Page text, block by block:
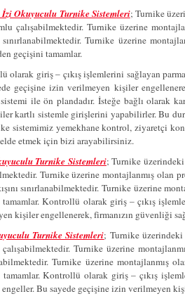
İzi Okuyuculu Turnike Sistemleri; Turnike
çalışabilmektedir. Turnike üzerine
sınırlanabilmektedir. Turnike üzerine
geçişini tamamlar.
olarak giriş – çıkış işlemlerini sağlayan
geçişine izin verilmeyen kişiler
ile ön plandadır. İsteğe bağlı olarak
kartlı sistemle girişlerini yapabilirler. Bu
sistemimiz yemekhane kontrol, ziyaretçi
etmek için bizi arayabilirsiniz.
Turnike Sistemleri; Turnike
Turnike üzerine montajlanmış
sınırlanabilmektedir. Turnike üzerine
Kontrollü olarak giriş – çıkış
kişiler engellenerek, firmanızın güvenliği
Turnike Sistemleri; Turnike üzerindeki
Turnike üzerine
Turnike üzerine montajlanmış
Kontrollü olarak giriş – çıkış
Bu sayede geçişine izin verilmeyen